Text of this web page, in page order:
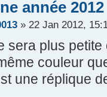
année
» 22 Jan 2012,
sera plus
couleur
une réplique